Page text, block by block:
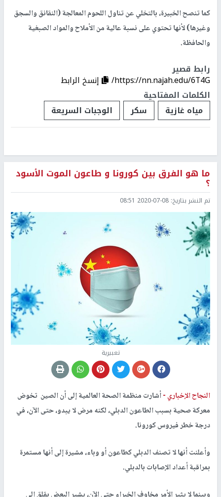
كما تنصح الخبيرة، بالتخلي عن تناول اللحوم المعالجة (النقانق والسجق
وغيرها) لأنها تحتوي على نسبة عالية من الأملاح والمواد الصبغية
والحافظة.
رابط قصير
https://nn.najah.edu/6T4G/
إنسخ الرابط
الكلمات المفتاحية
مياه غازية
سكر الوجبات السريعة
ما هو الفرق بين كورونا و طاعون الموت الأسود
؟
تم النشر بتاريخ: 2020-07-08 08:51
تعبيرية
النجاح الإخباري -أشارت منظمة الصحة العالمية إلى أن الصين تخوض
معركة صحية بسبب الطاعون الدبلي، لكنه مرض لا يبدو، حتى الآن، في
درجة خطر فيروس كورونا.
وأعلنت أنها لا تصنف الدبلي كطاعون أو وباء، مشيرة إلى أنها مستمرة
بمراقبة أعداد الإصابات بالدبلي.